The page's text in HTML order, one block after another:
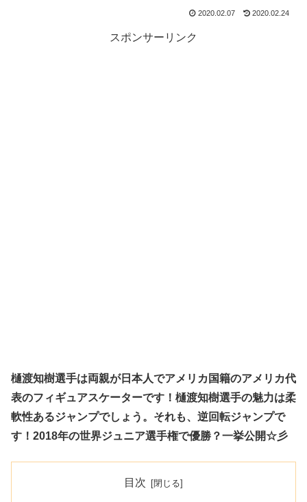
2020.02.07 2020.02.24
スポンサーリンク
樋渡知樹選手は両親が日本人でアメリカ国籍のアメリカ代
表のフィギュアスケーターです！樋渡知樹選手の魅力は柔
軟性あるジャンプでしょう。それも、逆回転ジャンプで
す！2018年の世界ジュニア選手権で優勝？一挙公開☆彡
目次